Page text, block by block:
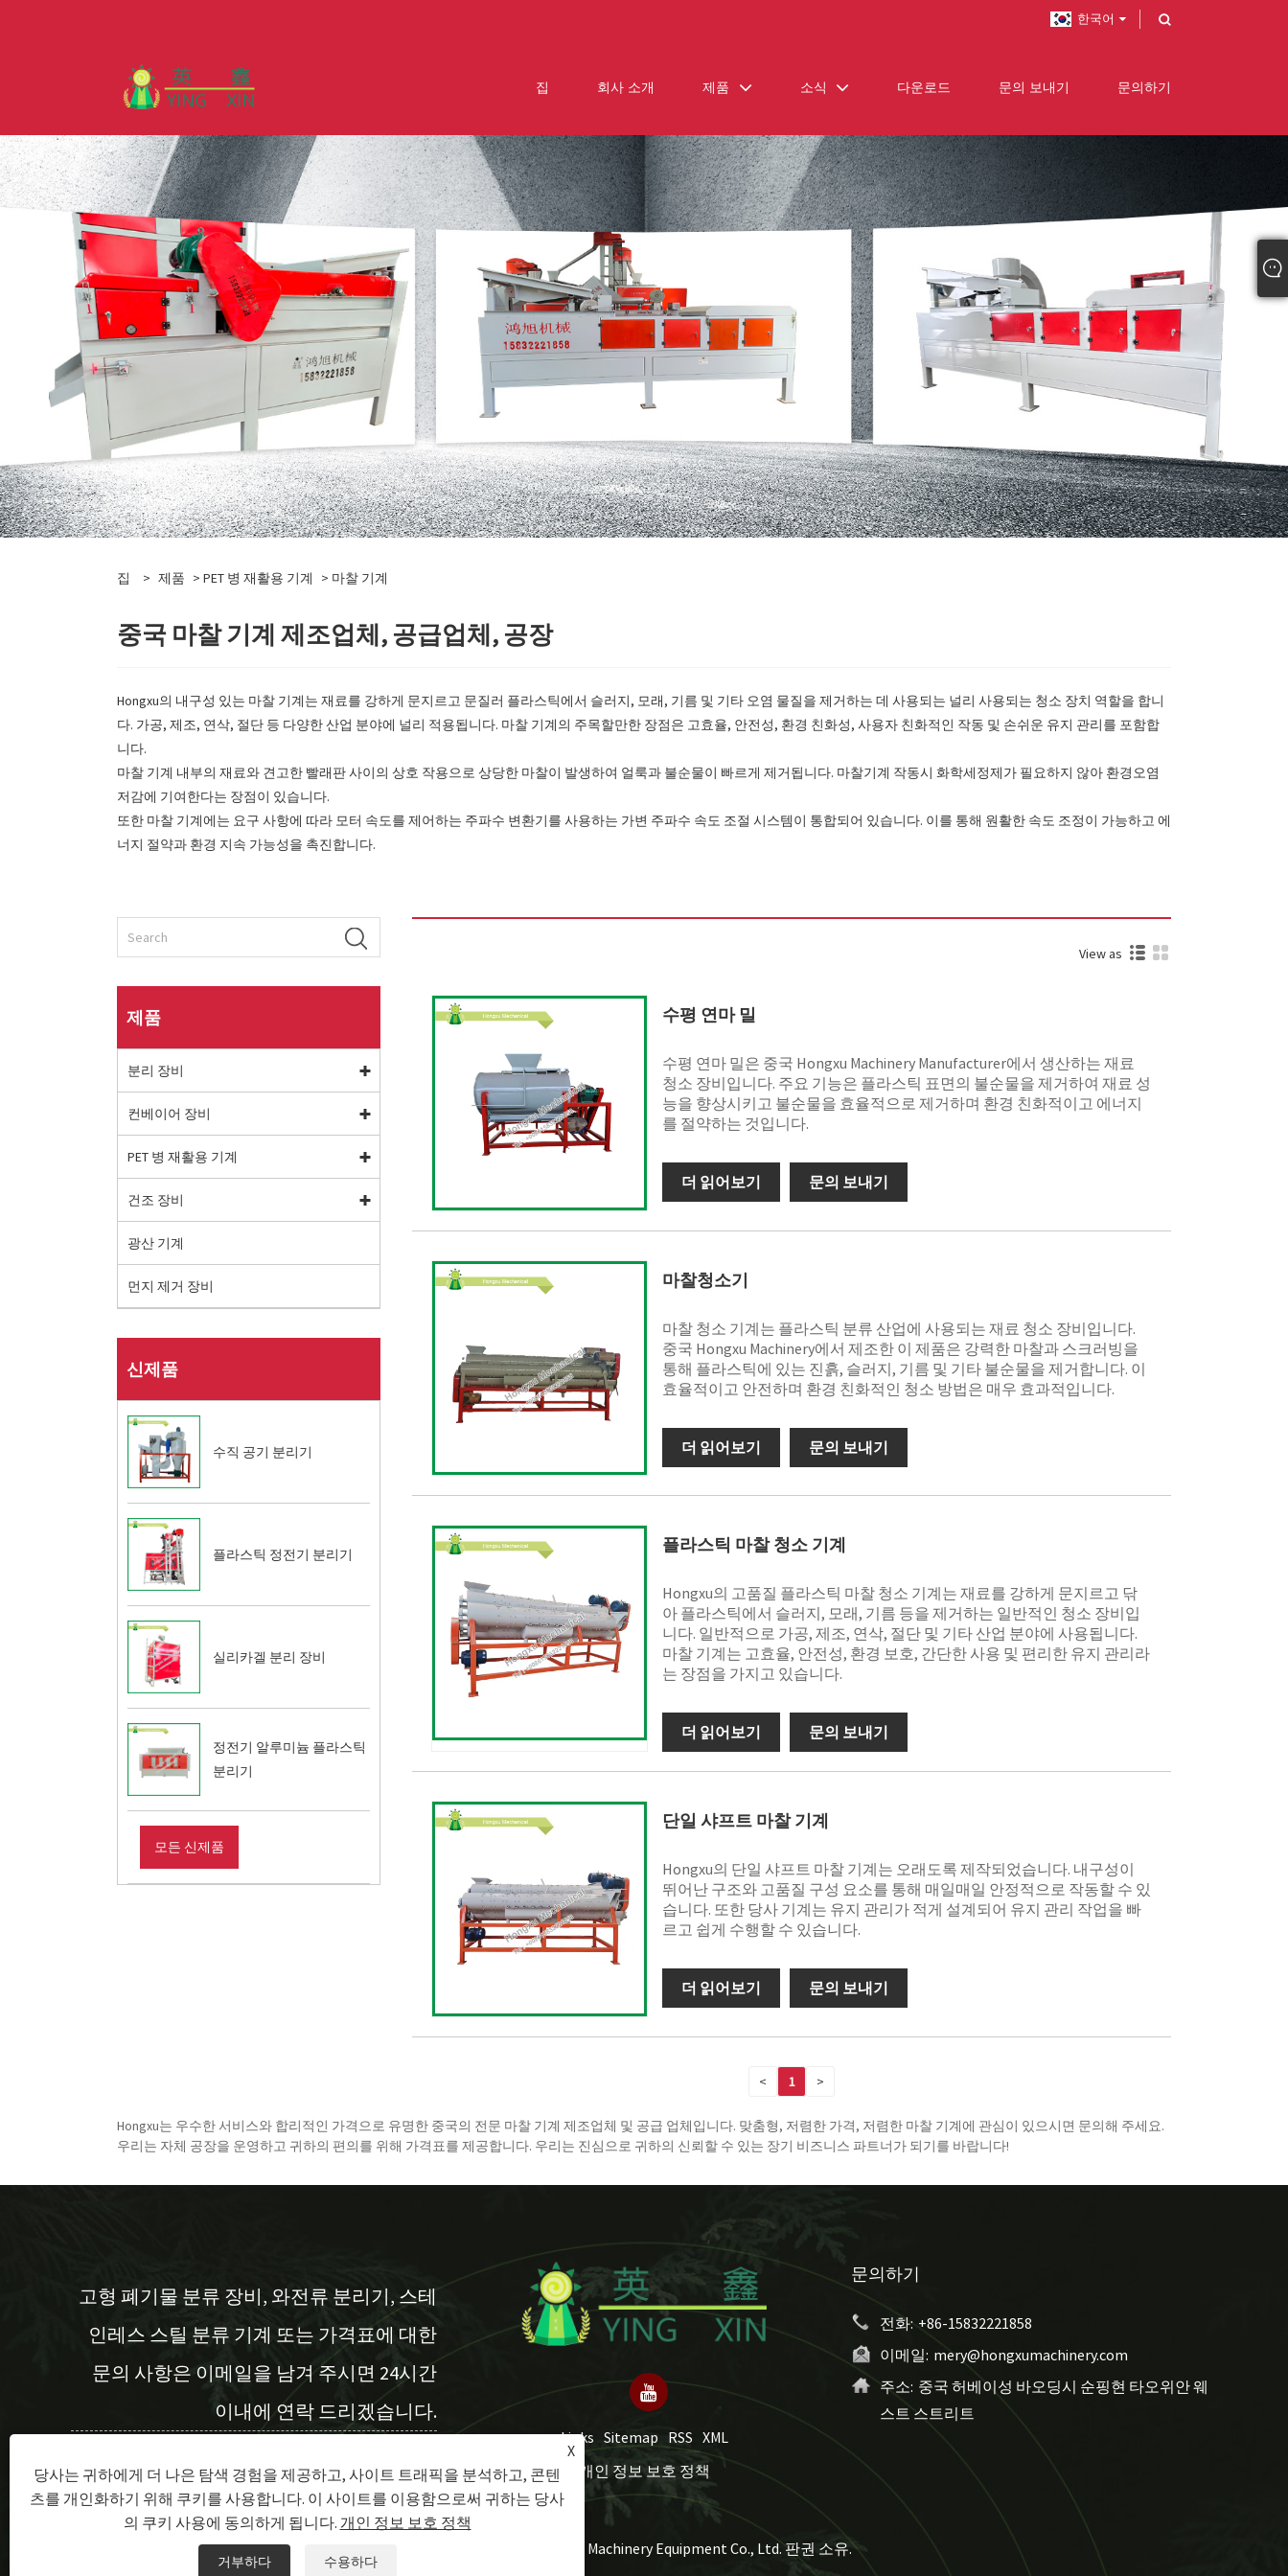
한국어
집 회사 소개 제품 소식 다운로드 문의 보내기 문의하기
집 > 제품 > PET 병 재활용 기계 > 마찰 기계
중국 마찰 기계 제조업체, 공급업체, 공장
Hongxu의 내구성 있는 마찰 기계는 재료를 강하게 문지르고 문질러 플라스틱에서 슬러지, 모래, 기름 및 기타 오염 물질을 제거하는 데 사용되는 널리 사용되는 청소 장치 역할을 합니
다. 가공, 제조, 연삭, 절단 등 다양한 산업 분야에 널리 적용됩니다. 마찰 기계의 주목할만한 장점은 고효율, 안전성, 환경 친화성, 사용자 친화적인 작동 및 손쉬운 유지 관리를 포함합
니다.
마찰 기계 내부의 재료와 견고한 빨래판 사이의 상호 작용으로 상당한 마찰이 발생하여 얼룩과 불순물이 빠르게 제거됩니다. 마찰기계 작동시 화학세정제가 필요하지 않아 환경오염
저감에 기여한다는 장점이 있습니다.
또한 마찰 기계에는 요구 사항에 따라 모터 속도를 제어하는 ​​주파수 변환기를 사용하는 가변 주파수 속도 조절 시스템이 통합되어 있습니다. 이를 통해 원활한 속도 조정이 가능하고 에
너지 절약과 환경 지속 가능성을 촉진합니다.
제품
분리 장비
컨베이어 장비
PET 병 재활용 기계
건조 장비
광산 기계
먼지 제거 장비
신제품
수직 공기 분리기
플라스틱 정전기 분리기
실리카겔 분리 장비
정전기 알루미늄 플라스틱
분리기
모든 신제품
View as
수평 연마 밀
수평 연마 밀은 중국 Hongxu Machinery Manufacturer에서 생산하는 재료
청소 장비입니다. 주요 기능은 플라스틱 표면의 불순물을 제거하여 재료 성
능을 향상시키고 불순물을 효율적으로 제거하며 환경 친화적이고 에너지
를 절약하는 것입니다.
더 읽어보기 문의 보내기
마찰청소기
마찰 청소 기계는 플라스틱 분류 산업에 사용되는 재료 청소 장비입니다.
중국 Hongxu Machinery에서 제조한 이 제품은 강력한 마찰과 스크러빙을
통해 플라스틱에 있는 진흙, 슬러지, 기름 및 기타 불순물을 제거합니다. 이
효율적이고 안전하며 환경 친화적인 청소 방법은 매우 효과적입니다.
더 읽어보기 문의 보내기
플라스틱 마찰 청소 기계
Hongxu의 고품질 플라스틱 마찰 청소 기계는 재료를 강하게 문지르고 닦
아 플라스틱에서 슬러지, 모래, 기름 등을 제거하는 일반적인 청소 장비입
니다. 일반적으로 가공, 제조, 연삭, 절단 및 기타 산업 분야에 사용됩니다.
마찰 기계는 고효율, 안전성, 환경 보호, 간단한 사용 및 편리한 유지 관리라
는 장점을 가지고 있습니다.
더 읽어보기 문의 보내기
단일 샤프트 마찰 기계
Hongxu의 단일 샤프트 마찰 기계는 오래도록 제작되었습니다. 내구성이
뛰어난 구조와 고품질 구성 요소를 통해 매일매일 안정적으로 작동할 수 있
습니다. 또한 당사 기계는 유지 관리가 적게 설계되어 유지 관리 작업을 빠
르고 쉽게 수행할 수 있습니다.
더 읽어보기 문의 보내기
< 1 >
Hongxu는 우수한 서비스와 합리적인 가격으로 유명한 중국의 전문 마찰 기계 제조업체 및 공급 업체입니다. 맞춤형, 저렴한 가격, 저렴한 마찰 기계에 관심이 있으시면 문의해 주세요.
우리는 자체 공장을 운영하고 귀하의 편의를 위해 가격표를 제공합니다. 우리는 진심으로 귀하의 신뢰할 수 있는 장기 비즈니스 파트너가 되기를 바랍니다!
고형 폐기물 분류 장비, 와전류 분리기, 스테
인레스 스틸 분류 기계 또는 가격표에 대한
문의 사항은 이메일을 남겨 주시면 24시간
이내에 연락 드리겠습니다.
지금 문의
Links Sitemap RSS XML
개인 정보 보호 정책
문의하기
전화: +86-15832221858
이메일: mery@hongxumachinery.com
주소: 중국 허베이성 바오딩시 순핑현 타오위안 웨
스트 스트리트
저작권 © 2024 Hongxu Machinery Equipment Co., Ltd. 판권 소유.
X
당사는 귀하에게 더 나은 탐색 경험을 제공하고, 사이트 트래픽을 분석하고, 콘텐
츠를 개인화하기 위해 쿠키를 사용합니다. 이 사이트를 이용함으로써 귀하는 당사
의 쿠키 사용에 동의하게 됩니다. 개인 정보 보호 정책
거부하다 수용하다